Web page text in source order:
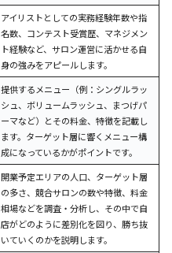
アイリストとしての実務経験年数や指
名数、コンテスト受賞歴、マネジメン
ト経験など、サロン運営に活かせる自
身の強みをアピールします。
提供するメニュー（例：シングルラッ
シュ、ボリュームラッシュ、まつげパ
ーマなど）とその料金、特徴を記載し
ます。ターゲット層に響くメニュー構
成になっているかがポイントです。
開業予定エリアの人口、ターゲット層
の多さ、競合サロンの数や特徴、料金
相場などを調査・分析し、その中で自
店がどのように差別化を図り、勝ち抜
いていくのかを説明します。